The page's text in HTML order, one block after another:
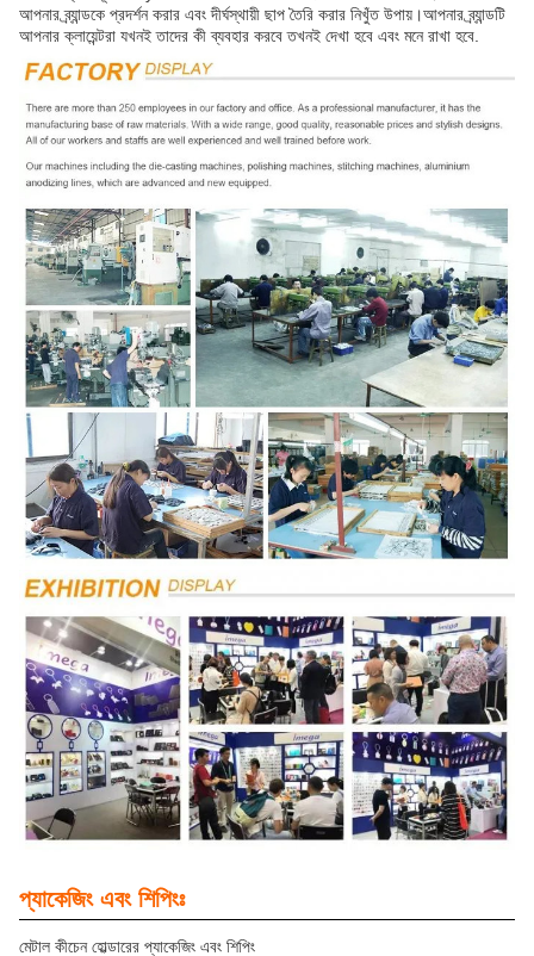
আপনার ব্র্যান্ডকে প্রদর্শন করার এবং দীর্ঘস্থায়ী ছাপ তৈরি করার নিখুঁত উপায়।আপনার ব্র্যান্ডটি
আপনার ক্লায়েন্টরা যখনই তাদের কী ব্যবহার করবে তখনই দেখা হবে এবং মনে রাখা হবে.
প্যাকেজিং এবং শিপিংঃ
মেটাল কীচেন হোল্ডারের প্যাকেজিং এবং শিপিং